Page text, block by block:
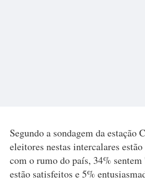
Segundo a sondagem da estação
eleitores nestas intercalares
com o rumo do país, 34%
estão satisfeitos e 5%